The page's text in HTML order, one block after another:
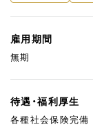
雇用期間
無期
待遇・福利厚生
各種社会保険完備